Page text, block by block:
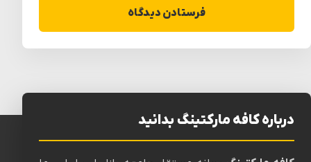
درباره کافه مارکتینگ بدانید